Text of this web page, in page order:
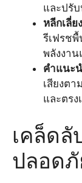
และปรั
หลีกเลี่
รีเฟรช
พลังงา
คำแนะน
เสียงต
และตรง
เคล็ดลั
ปลอดภั